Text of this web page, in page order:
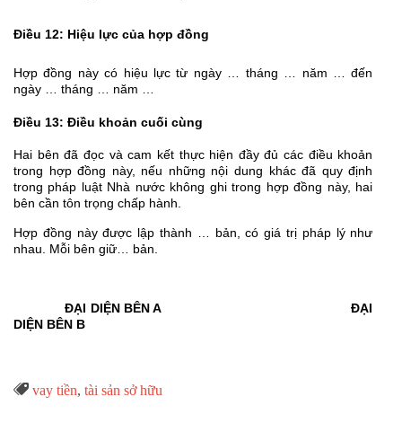
Điều 12: Hiệu lực của hợp đồng
Hợp đồng này có hiệu lực từ ngày … tháng … năm … đến
ngày … tháng … năm …
Điều 13: Điều khoản cuối cùng
Hai bên đã đọc và cam kết thực hiện đầy đủ các điều khoản
trong hợp đồng này, nếu những nội dung khác đã quy định
trong pháp luật Nhà nước không ghi trong hợp đồng này, hai
bên cần tôn trọng chấp hành.
Hợp đồng này được lập thành … bản, có giá trị pháp lý như
nhau. Mỗi bên giữ… bản.
ĐẠI DIỆN BÊN A ĐẠI
DIỆN BÊN B
Từ
vay tiền, tài sản sở hữu